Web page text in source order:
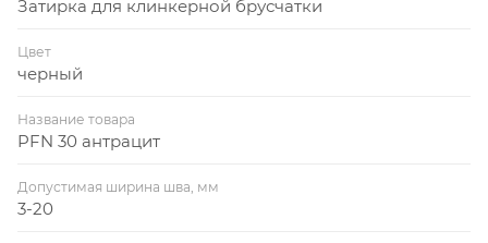
Затирка для клинкерной брусчатки
Цвет
черный
Название товара
PFN 30 антрацит
Допустимая ширина шва, мм
3-20